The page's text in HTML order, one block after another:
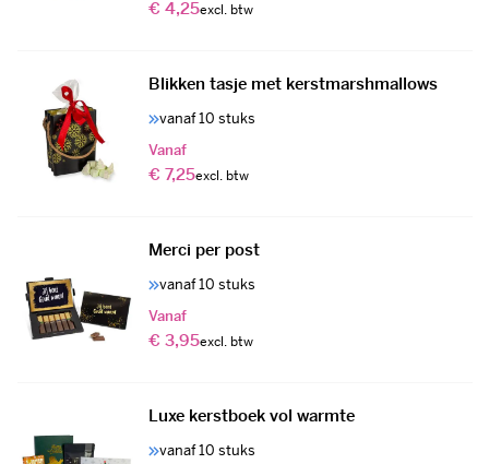
€ 4,25
Blikken tasje met kerstmarshmallows
vanaf 10 stuks
Vanaf
€ 7,25
Merci per post
vanaf 10 stuks
Vanaf
€ 3,95
Luxe kerstboek vol warmte
vanaf 10 stuks